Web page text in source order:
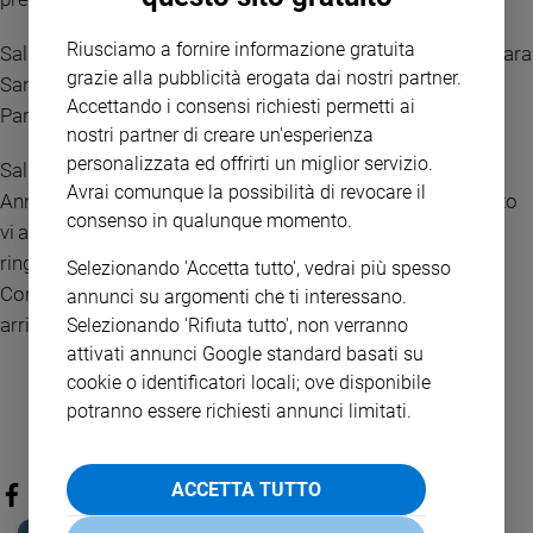
Saluto poi gli studenti di Forlì, i ragazzi della Cresima di Adrara
San Martino, di Calcinate e il gruppo adolescenti della
Parrocchia San Giuliano, in Albino, Bergamo.
Saluto tutti, e a tutti auguro una buona domenica e un fine
Anno sereno. Finiamo l’anno in pace, pace del cuore: questo
vi auguro. E in famiglia, comunicandosi, l’uno con l’altro. Vi
ringrazio ancora dei vostri auguri e delle vostre preghiere.
Continuate per favore a pregare per me. Buon pranzo e
arrivederci!
Riusciamo a fornire informazione gratuita
grazie alla pubblicità erogata dai nostri partner.
Accettando i consensi richiesti permetti ai
nostri partner di creare un'esperienza
personalizzata ed offrirti un miglior servizio.
Avrai comunque la possibilità di revocare il
consenso in qualunque momento.
Selezionando 'Accetta tutto', vedrai più spesso
annunci su argomenti che ti interessano.
Selezionando 'Rifiuta tutto', non verranno
attivati annunci Google standard basati su
cookie o identificatori locali; ove disponibile
potranno essere richiesti annunci limitati.
ACCETTA TUTTO